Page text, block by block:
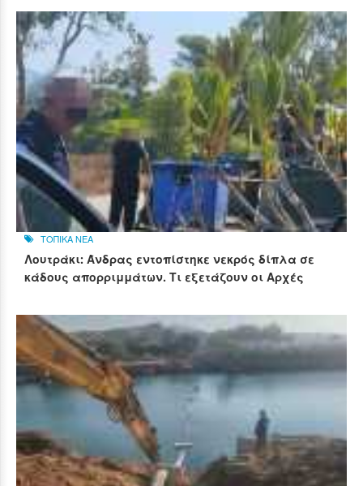
ΤΟΠΙΚΑ ΝΕΑ
Λουτράκι: Άνδρας εντοπίστηκε νεκρός δίπλα σε
κάδους απορριμμάτων. Τι εξετάζουν οι Αρχές